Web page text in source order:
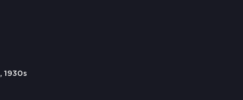
, 1930s